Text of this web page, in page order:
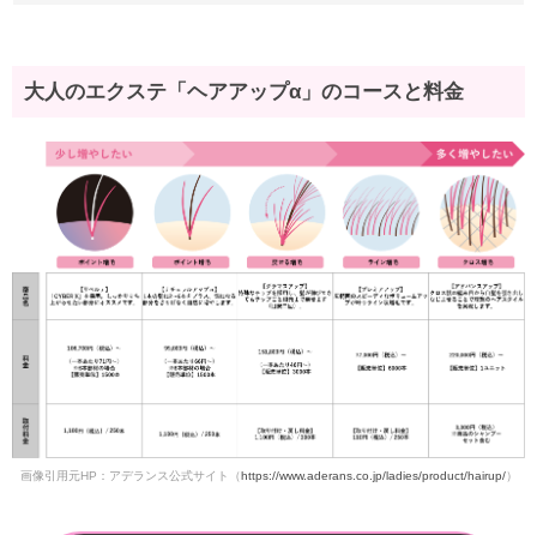
大人のエクステ「ヘアアップα」のコースと料金
画像引用元HP：アデランス公式サイト（https://www.aderans.co.jp/ladies/product/hairup/）